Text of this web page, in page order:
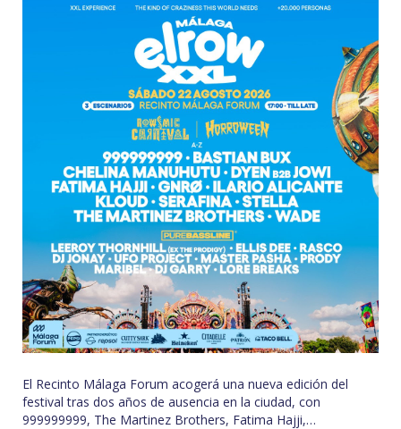
trasladado
Guinea
Ecuatorial
El Recinto Málaga Forum acogerá una nueva edición del
festival tras dos años de ausencia en la ciudad, con
999999999, The Martinez Brothers, Fatima Hajji,…